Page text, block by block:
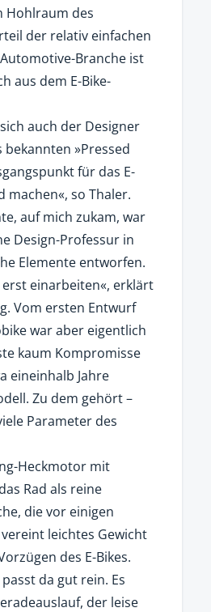
Hohlraum des
der relativ einfachen
Branche ist
aus dem E-Bike-
auch der Designer
bekannten »Pressed
für das E-
machen«, so Thaler.
auf mich zukam, war
Design-Professur in
Elemente entworfen.
einarbeiten«, erklärt
Vom ersten Entwurf
war aber eigentlich
kaum Kompromisse
eineinhalb Jahre
Zu dem gehört –
Parameter des
Heckmotor mit
Rad als reine
die vor einigen
leichtes Gewicht
des E-Bikes.
da gut rein. Es
der leise